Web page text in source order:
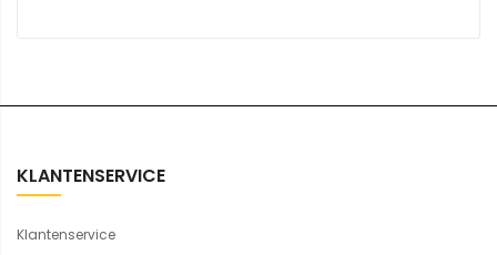
KLANTENSERVICE
Klantenservice